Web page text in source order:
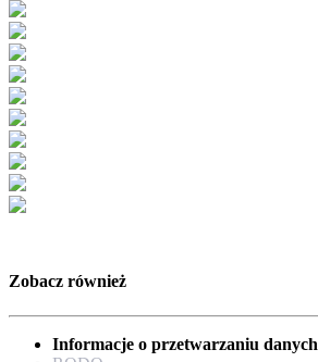
Zobacz również
Informacje o przetwarzaniu danych